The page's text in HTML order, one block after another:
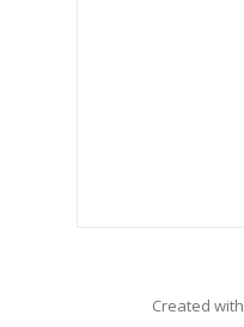
Created with